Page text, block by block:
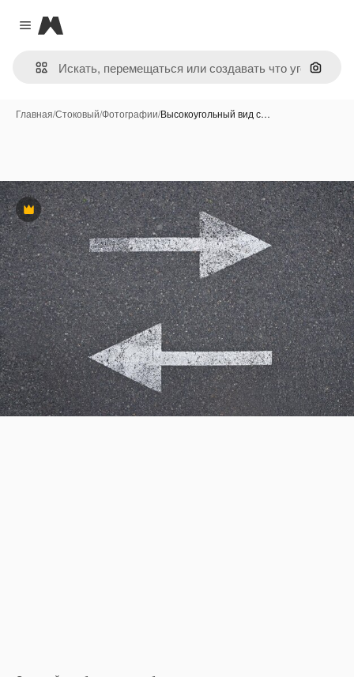
Close menu
Magnific
Поиск
Главная/Стоковый/Фотографии/Высокоугольный вид с…
Премиум